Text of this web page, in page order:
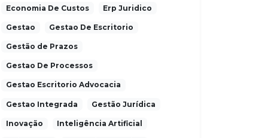
Economia De Custos Erp Juridico
Gestao Gestao De Escritorio
Gestão de Prazos
Gestao De Processos
Gestao Escritorio Advocacia
Gestao Integrada Gestão Jurídica
Inovação Inteligência Artificial